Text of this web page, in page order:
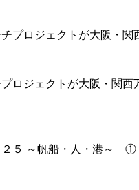
ロジェクトが大阪・関